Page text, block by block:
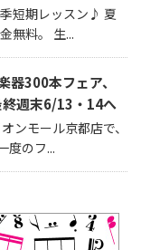
短期レッスン♪ 夏
無料。 生...
器300本フェア、
週末6/13・14へ
ンモール京都店で、
度のフ...